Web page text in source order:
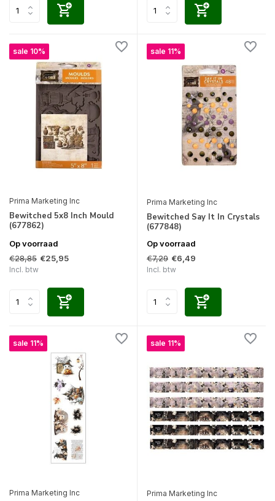
sale 10%
Prima Marketing Inc
Bewitched 5x8 Inch Mould
(677862)
Op voorraad
€28,85 €25,95
Incl. btw
sale 11%
Prima Marketing Inc
Bewitched Say It In Crystals
(677848)
Op voorraad
€7,29 €6,49
Incl. btw
sale 11%
Prima Marketing Inc
sale 11%
Prima Marketing Inc